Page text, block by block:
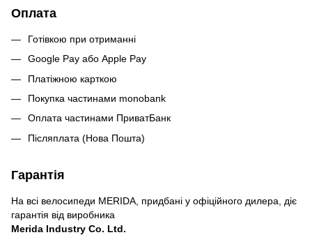
Оплата
Готівкою при отриманні
Google Pay або Apple Pay
Платіжною карткою
Покупка частинами monobank
Оплата частинами ПриватБанк
Післяплата (Нова Пошта)
Гарантія
На всі велосипеди MERIDA, придбані у офіційного дилера, діє
гарантія від виробника
Merida Industry Co. Ltd.